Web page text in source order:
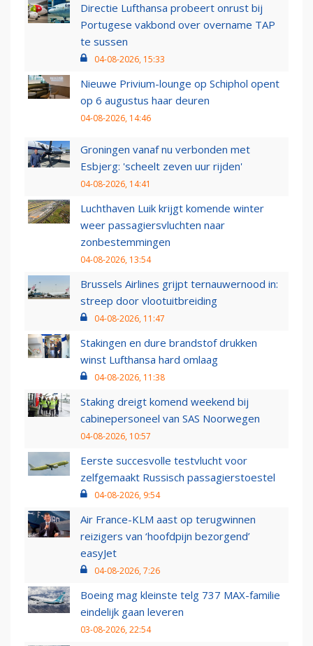
Directie Lufthansa probeert onrust bij
Portugese vakbond over overname TAP
te sussen
04-08-2026, 15:33
Nieuwe Privium-lounge op Schiphol opent
op 6 augustus haar deuren
04-08-2026, 14:46
Groningen vanaf nu verbonden met
Esbjerg: 'scheelt zeven uur rijden'
04-08-2026, 14:41
Luchthaven Luik krijgt komende winter
weer passagiersvluchten naar
zonbestemmingen
04-08-2026, 13:54
Brussels Airlines grijpt ternauwernood in:
streep door vlootuitbreiding
04-08-2026, 11:47
Stakingen en dure brandstof drukken
winst Lufthansa hard omlaag
04-08-2026, 11:38
Staking dreigt komend weekend bij
cabinepersoneel van SAS Noorwegen
04-08-2026, 10:57
Eerste succesvolle testvlucht voor
zelfgemaakt Russisch passagierstoestel
04-08-2026, 9:54
Air France-KLM aast op terugwinnen
reizigers van ‘hoofdpijn bezorgend’
easyJet
04-08-2026, 7:26
Boeing mag kleinste telg 737 MAX-familie
eindelijk gaan leveren
03-08-2026, 22:54